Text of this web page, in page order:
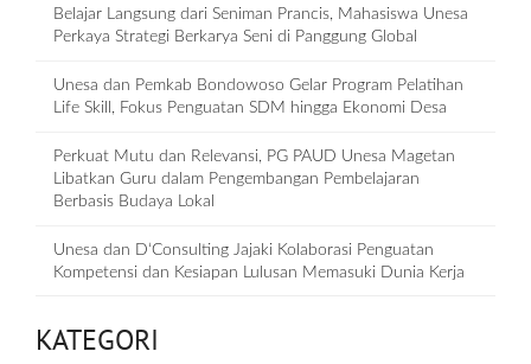
Belajar Langsung dari Seniman Prancis, Mahasiswa Unesa
Perkaya Strategi Berkarya Seni di Panggung Global
Unesa dan Pemkab Bondowoso Gelar Program Pelatihan
Life Skill, Fokus Penguatan SDM hingga Ekonomi Desa
Perkuat Mutu dan Relevansi, PG PAUD Unesa Magetan
Libatkan Guru dalam Pengembangan Pembelajaran
Berbasis Budaya Lokal
Unesa dan D‘Consulting Jajaki Kolaborasi Penguatan
Kompetensi dan Kesiapan Lulusan Memasuki Dunia Kerja
KATEGORI